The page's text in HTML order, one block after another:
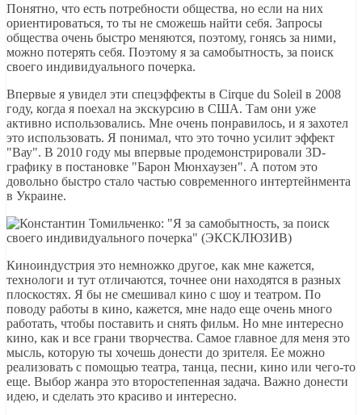
Понятно, что есть потребности общества, но если на них
ориентироваться, то ты не сможешь найти себя. Запросы
общества очень быстро меняются, поэтому, гонясь за ними,
можно потерять себя. Поэтому я за самобытность, за поиск
своего индивидуального почерка.
Впервые я увидел эти спецэффекты в Cirque du Soleil в 2008
году, когда я поехал на экскурсию в США. Там они уже
активно использовались. Мне очень понравилось, и я захотел
это использовать. Я понимал, что это точно усилит эффект
"Вау". В 2010 году мы впервые продемонстрировали 3D-
графику в постановке "Барон Мюнхаузен". А потом это
довольно быстро стало частью современного интертейнмента
в Украине.
Киноиндустрия это немножко другое, как мне кажется,
технологи и тут отличаются, точнее они находятся в разных
плоскостях. Я бы не смешивал кино с шоу и театром. По
поводу работы в кино, кажется, мне надо еще очень много
работать, чтобы поставить и снять фильм. Но мне интересно
кино, как и все грани творчества. Самое главное для меня это
мысль, которую ты хочешь донести до зрителя. Ее можно
реализовать с помощью театра, танца, песни, кино или чего-то
еще. Выбор жанра это второстепенная задача. Важно донести
идею, и сделать это красиво и интересно.